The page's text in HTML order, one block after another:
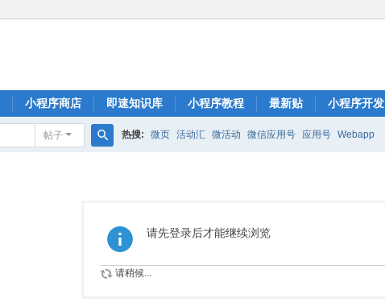
小程序商店 即速知识库 小程序教程 最新贴 小程序开发
帖子 热搜: 微页 活动汇 微活动 微信应用号 应用号 Webapp
请先登录后才能继续浏览
请稍候...